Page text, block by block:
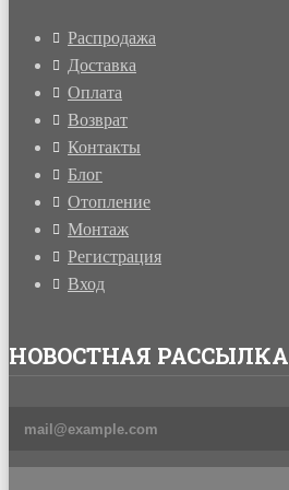
Распродажа
Доставка
Оплата
Возврат
Контакты
Блог
Отопление
Монтаж
Регистрация
Вход
НОВОСТНАЯ РАССЫЛКА